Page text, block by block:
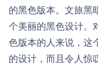
的黑色版本。文旅黑
个美丽的黑色设计。
色版本的人来说，这
的设计，而且令人惊